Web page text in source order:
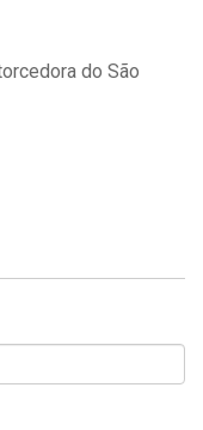
do São